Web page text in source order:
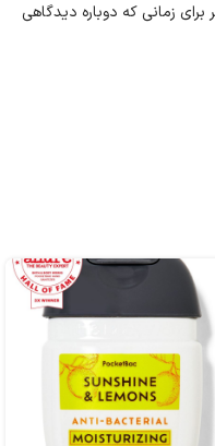
زمانی که دوباره دیدگاهی